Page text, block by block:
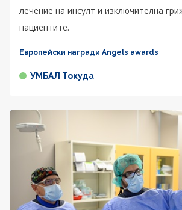
лечение на инсулт и изключителна
пациентите.
Европейски награди Angels awards
УМБАЛ Токуда